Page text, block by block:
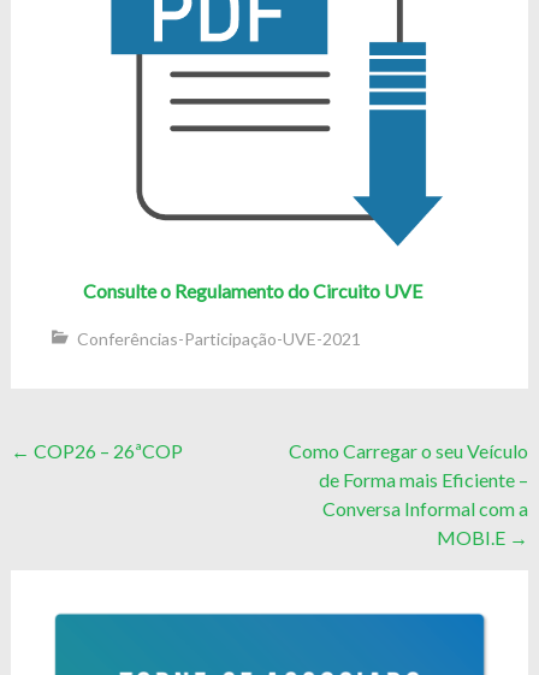
Consulte o Regulamento do Circuito UVE
Conferências-Participação-UVE-2021
Post
← COP26 – 26ªCOP
Como Carregar o seu Veículo
de Forma mais Eficiente –
Conversa Informal com a
MOBI.E →